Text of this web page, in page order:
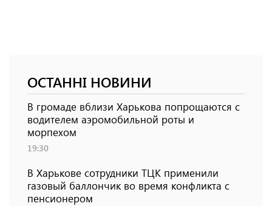
ОСТАННІ НОВИНИ
В громаде вблизи Харькова попрощаются с
водителем аэромобильной роты и
морпехом
19:30
В Харькове сотрудники ТЦК применили
газовый баллончик во время конфликта с
пенсионером